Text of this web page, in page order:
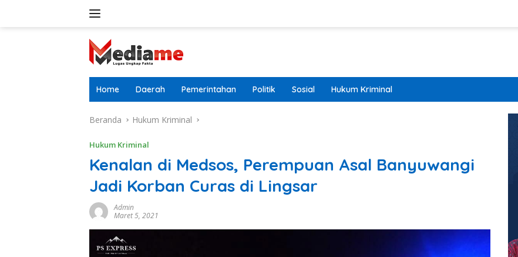
Home Daerah Pemerintahan Politik Sosial Hukum Kriminal
Beranda Hukum Kriminal
Hukum Kriminal
Kenalan di Medsos, Perempuan Asal Banyuwangi
Jadi Korban Curas di Lingsar
Admin
Maret 5, 2021